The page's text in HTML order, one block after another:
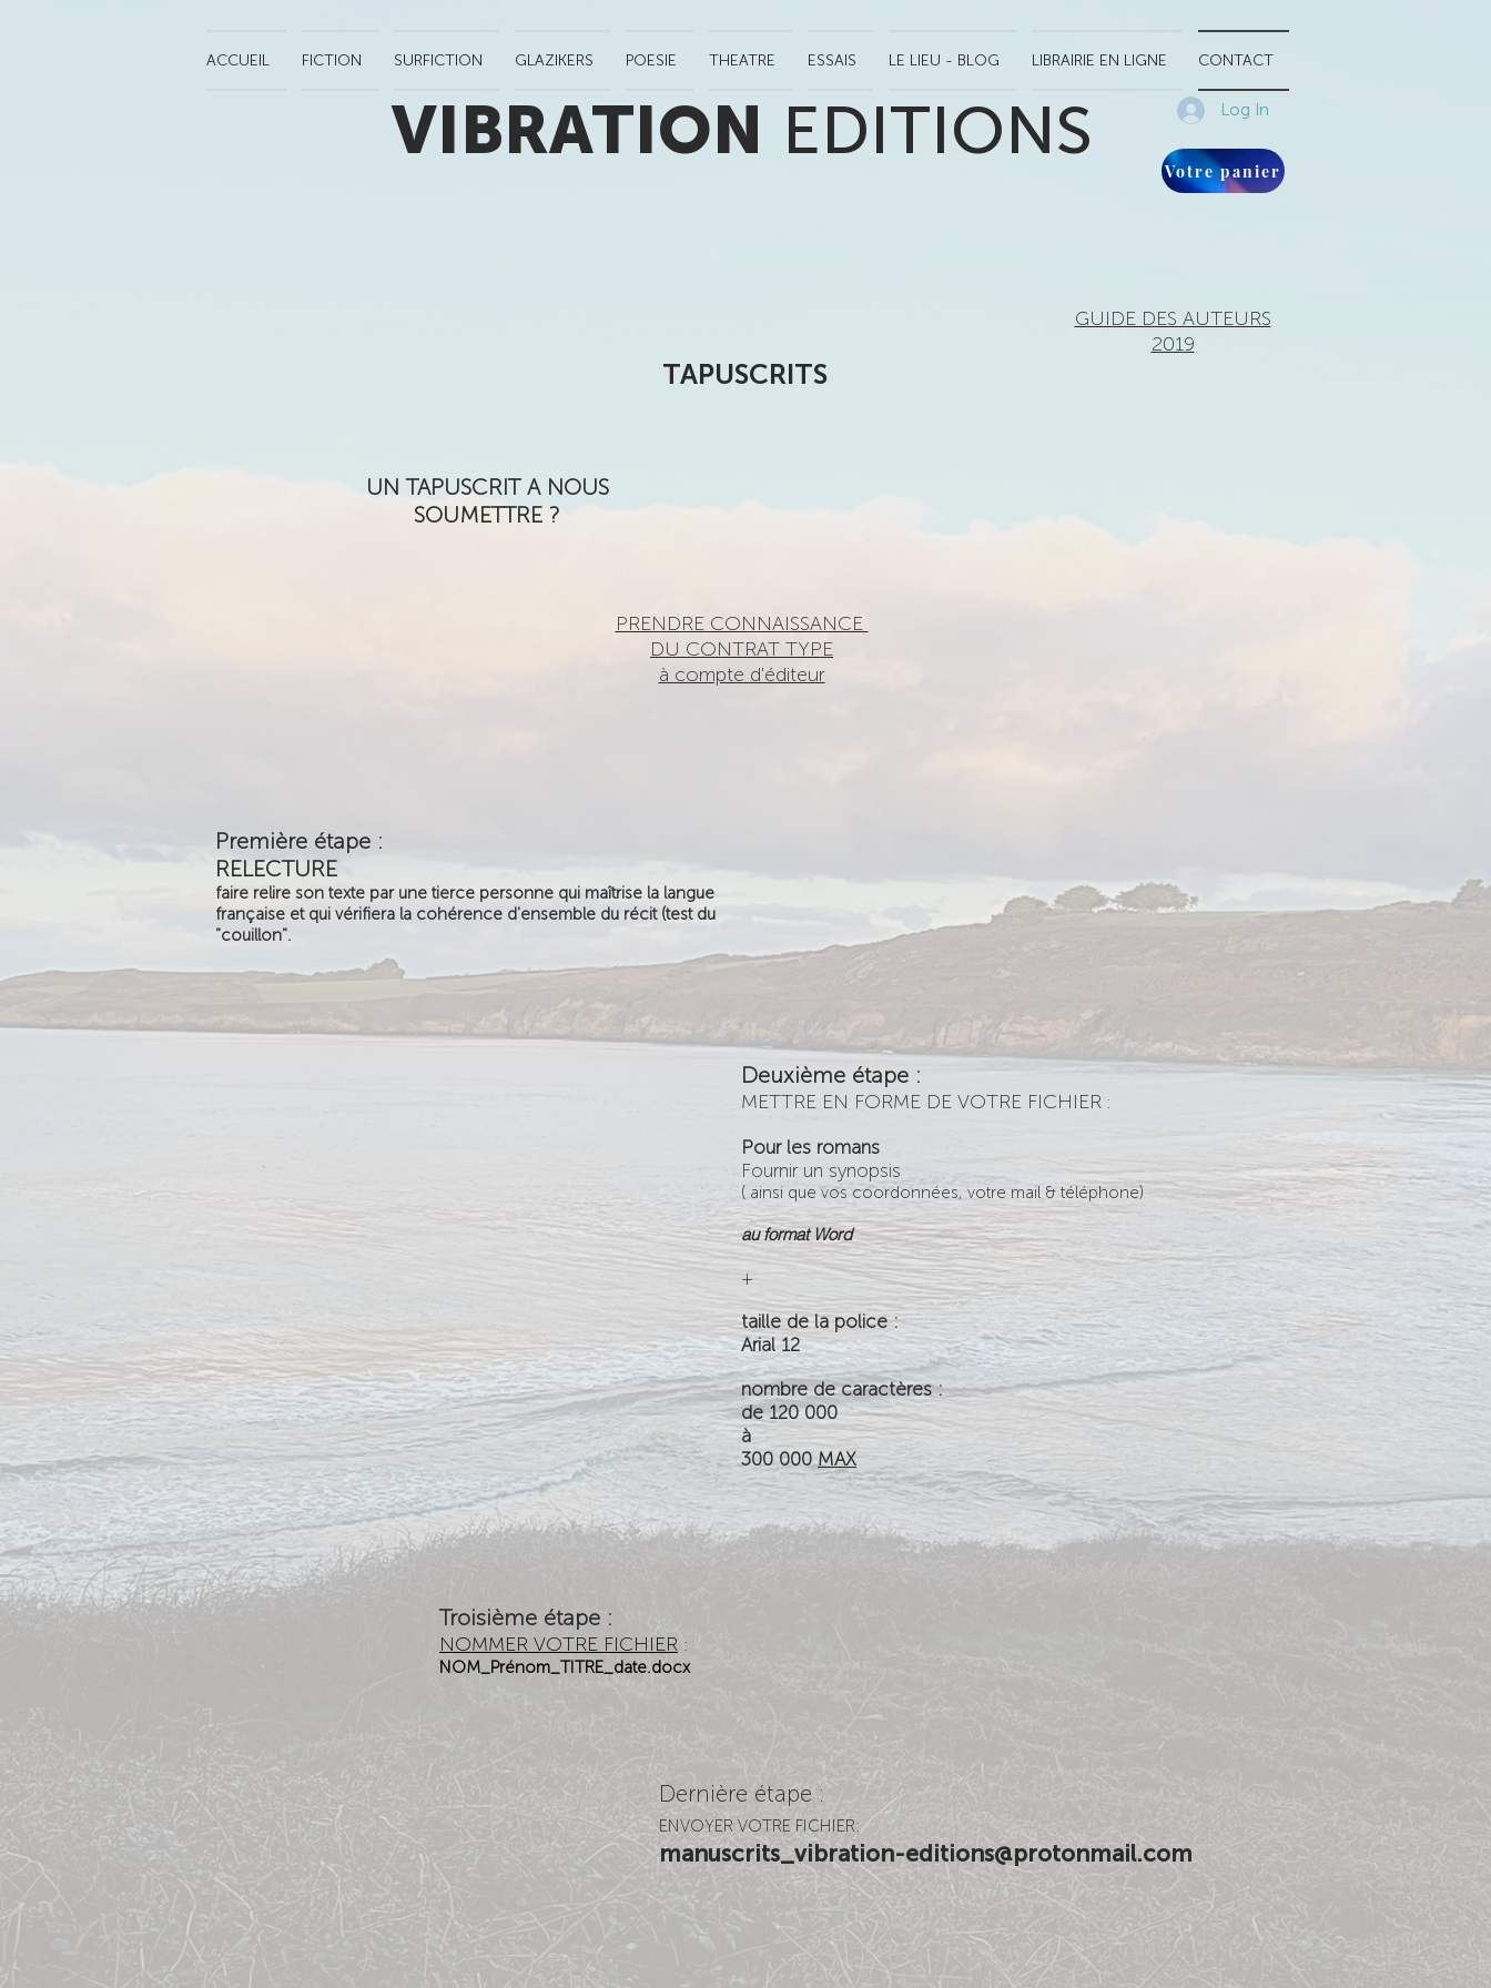
ACCUEIL FICTION SURFICTION GLAZIKERS POESIE THEATRE ESSAIS LE LIEU - BLOG LIBRAIRIE EN LIGNE CONTACT
VIBRATION EDITIONS Log In
Votre panier
GUIDE DES AUTEURS
2019
TAPUSCRITS
UN TAPUSCRIT A NOUS
SOUMETTRE ?
PRENDRE CONNAISSANCE
DU CONTRAT TYPE
à compte d'éditeur
Première étape :
RELECTURE
faire relire son texte par une tierce personne qui maîtrise la langue
française et qui vérifiera la cohérence d'ensemble du récit (test du
"couillon".
Deuxième étape :
METTRE EN FORME DE VOTRE FICHIER :
Pour les romans
Fournir un synopsis
( ainsi que vos coordonnées, votre mail & téléphone)
au format Word
+
taille de la police :
Arial12
nombre de caractères :
de 120 000
à
300 000MAX
Troisième étape :
NOMMER VOTRE FICHIER :
NOM_Prénom_TITRE_date.docx
Dernière étape :
ENVOYER VOTRE FICHIER:
manuscrits_vibration-editions@protonmail.com